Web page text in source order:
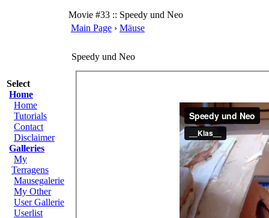
Select
Home
Home
Tutorials
Contact
Disclaimer
Galleries
My
Terragens
Mausegalerie
My Other
User Gallerie
Userlist
Movie #33 :: Speedy und Neo
Main Page › Mäuse
Speedy und Neo